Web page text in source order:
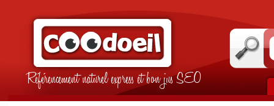
Référencement naturel express et bon jus SEO